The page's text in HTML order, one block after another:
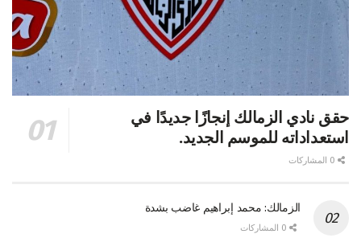
حقق نادي الزمالك إنجازًا جديدًا في
استعداداته للموسم الجديد.
الزمالك: محمد إبراهيم غاضب بشدة